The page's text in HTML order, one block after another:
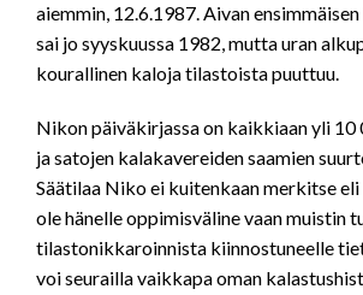
aiemmin, 12.6.1987. Aivan
sai jo syyskuussa 1982, mutta uran
kourallinen kaloja tilastoista puuttuu.
Nikon päiväkirjassa on kaikkiaan yli 10
ja satojen kalakavereiden saamien
Säätilaa Niko ei kuitenkaan merkitse
ole hänelle oppimisväline vaan muistin
tilastonikkaroinnista kiinnostuneelle
voi seurailla vaikkapa oman